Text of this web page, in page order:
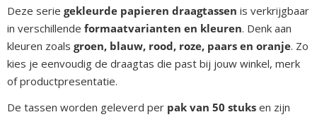
Deze serie gekleurde papieren draagtassen is verkrijgbaar
in verschillende formaatvarianten en kleuren. Denk aan
kleuren zoals groen, blauw, rood, roze, paars en oranje. Zo
kies je eenvoudig de draagtas die past bij jouw winkel, merk
of productpresentatie.
De tassen worden geleverd per pak van 50 stuks en zijn